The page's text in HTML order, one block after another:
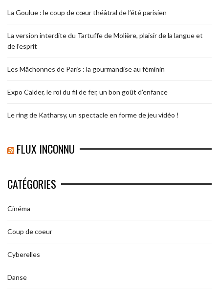
La Goulue : le coup de cœur théâtral de l’été parisien
La version interdite du Tartuffe de Molière, plaisir de la langue et
de l’esprit
Les Mâchonnes de Paris : la gourmandise au féminin
Expo Calder, le roi du fil de fer, un bon goût d’enfance
Le ring de Katharsy, un spectacle en forme de jeu vidéo !
FLUX INCONNU
CATÉGORIES
Cinéma
Coup de coeur
Cyberelles
Danse